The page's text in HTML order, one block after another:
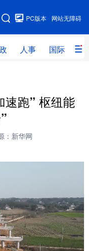
网站无障碍
PC版本
人事 国际 财
评 港澳
线
子
康 军事
融 汽车
化 数字经济
龄 溯源中国
速跑” 枢纽能
：新华网